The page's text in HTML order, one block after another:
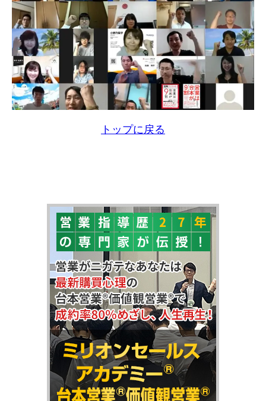
トップに戻る